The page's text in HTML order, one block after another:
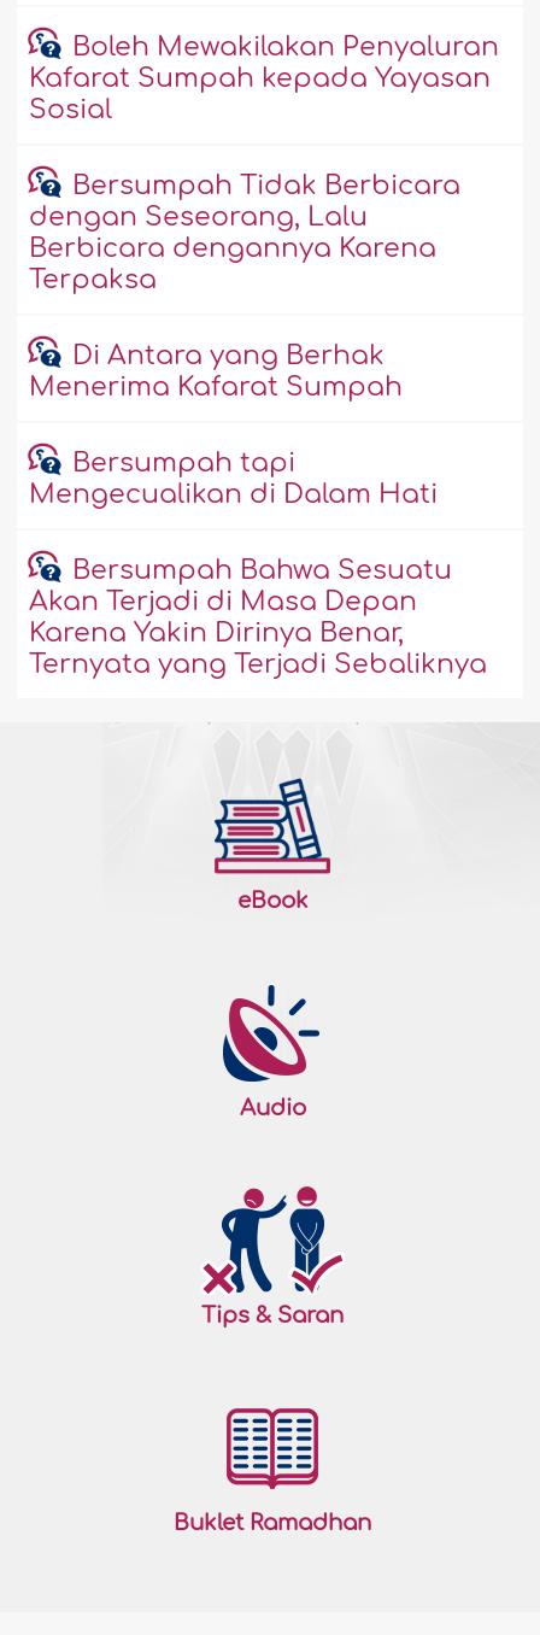
Boleh Mewakilakan Penyaluran
Kafarat Sumpah kepada Yayasan
Sosial
Bersumpah Tidak Berbicara
dengan Seseorang, Lalu
Berbicara dengannya Karena
Terpaksa
Di Antara yang Berhak
Menerima Kafarat Sumpah
Bersumpah tapi
Mengecualikan di Dalam Hati
Bersumpah Bahwa Sesuatu
Akan Terjadi di Masa Depan
Karena Yakin Dirinya Benar,
Ternyata yang Terjadi Sebaliknya
eBook
Audio
Tips & Saran
Buklet Ramadhan